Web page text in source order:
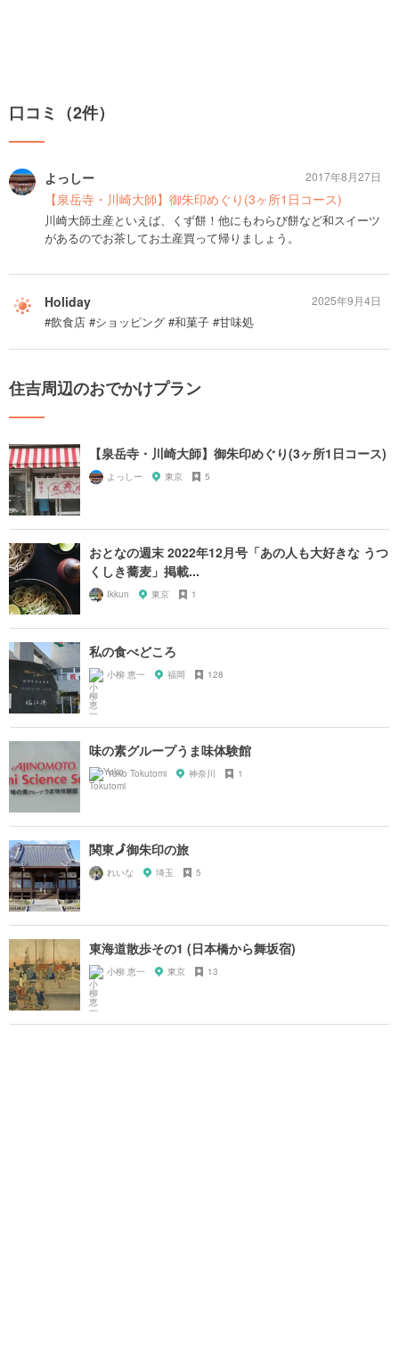
口コミ（2件）
よっしー
【泉岳寺・川崎大師】御朱印めぐり(3ヶ所1日コース)
川崎大師土産といえば、くず餅！他にもわらび餅など和スイーツ
があるのでお茶してお土産買って帰りましょう。
2017年8月27日
Holiday
#飲食店 #ショッピング #和菓子 #甘味処
2025年9月4日
住吉周辺のおでかけプラン
【泉岳寺・川崎大師】御朱印めぐり(3ヶ所1日コース)
よっしー 東京 5
おとなの週末 2022年12月号「あの人も大好きな うつ
くしき蕎麦」掲載...
Ikkun 東京 1
私の食べどころ
小柳 恵一 福岡 128
味の素グループうま味体験館
Yuko Tokutomi 神奈川 1
関東🗾御朱印の旅
れいな 埼玉 5
東海道散歩その1 (日本橋から舞坂宿)
小柳 恵一 東京 13